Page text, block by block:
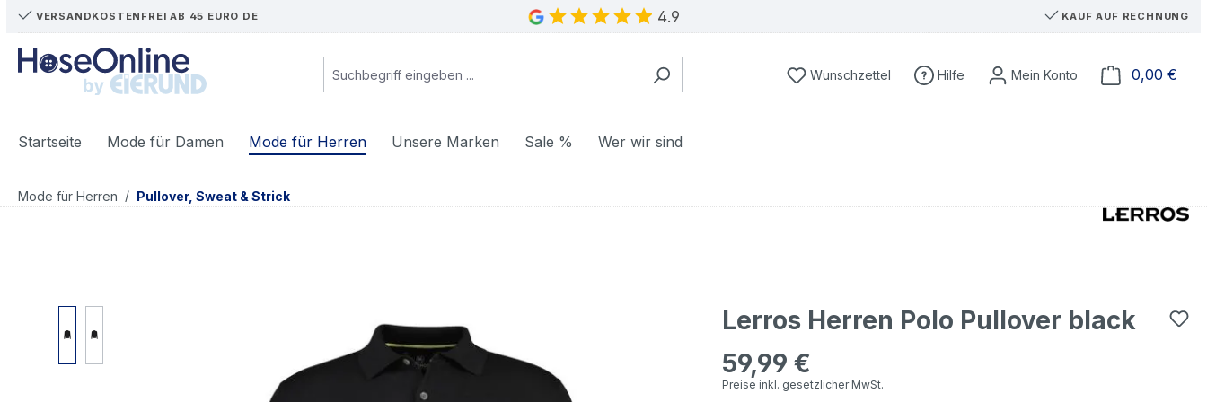
Hauptinhalt springen
Zur Suche springen
Zur Hauptnavigation springen
VERSANDKOSTENFREI AB 45 EURO DE 4.9 KAUF AUF RECHNUNG
Du hast 0 Produkte auf dem Merkzettel
Wunschzettel Hilfe 0,00 €
Startseite Mode für Damen Mode für Herren Unsere Marken Sale % Wer wir sind
Mode für Herren / Pullover, Sweat & Strick
Lerros Herren Polo Pullover black
Regulärer Preis:
59,99 €
Preise inkl. gesetzlicher MwSt.